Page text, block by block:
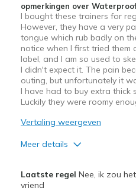
opmerkingen over
I bought these trainers for
However, they have a very
tongue which rub badly on
notice when I first tried them
label, and I am so used to
I didn't expect it. The pain
outing, but unfortunately it
I have had to buy extra thick
Luckily they were roomy
Vertaling weergeven
Meer details
Attractive Design
Laatste regel Nee, ik zou
vriend